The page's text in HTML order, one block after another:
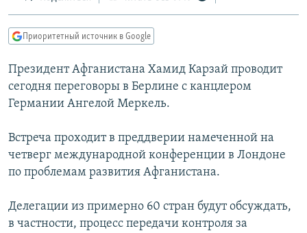
главной
навигации
Вернутся
поиску
IDEL.РЕАЛИИ
КАВКАЗ.РЕАЛИИ
СЕВЕР.РЕАЛИИ
РАСПИСАНИЕ ВЕЩАНИЯ
ПОДПИШИТЕСЬ НА РАССЫЛКУ
СОЦИАЛЬНЫЕ СЕТИ
Приоритетный источник в Google
Президент Афганистана Хамид Карзай проводит
сегодня переговоры в Берлине с канцлером
Германии Ангелой Меркель.
Встреча проходит в преддверии намеченной на
четверг международной конференции в Лондоне
по проблемам развития Афганистана.
Делегации из примерно 60 стран будут обсуждать,
в частности, процесс передачи контроля за